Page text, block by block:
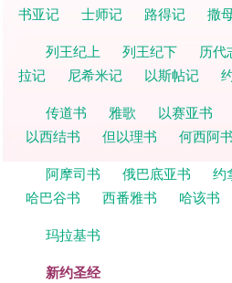
书亚记
士师记 路得记 撒
列王纪上
列王纪下 历代
拉记
尼希米记 以斯帖记
传道书
雅歌 以赛亚书
以西结书
但以理书 何西阿书
阿摩司书
俄巴底亚书 约
哈巴谷书
西番雅书 哈该书
玛拉基书
新约圣经